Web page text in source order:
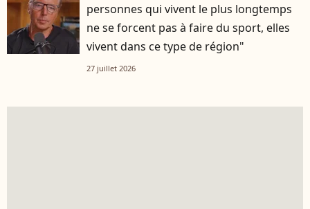
personnes qui vivent le plus longtemps
ne se forcent pas à faire du sport, elles
vivent dans ce type de région"
27 juillet 2026